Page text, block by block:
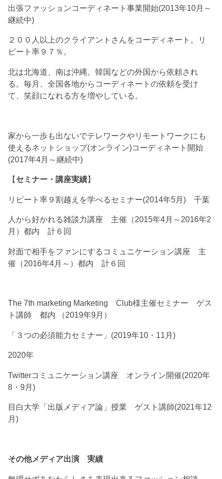
出張ファッションコーディネート事業開始(2013年10月～
継続中)
２００人以上のクライアントさんをコーディネート。リ
ピート率９７％。
北は北海道、南は沖縄。韓国などの外国から依頼され
る。毎月、全国各地からコーディネートの依頼を受け
て、笑顔になれる方を増やしている。
家から一歩も出ないでテレワークやリモートワークにも
使えるネットショップ(オンライン)コーディネート開始
(2017年4月～継続中)
【セミナー・講座実績】
リピート率９割越えを学べるセミナー(2014年5月) 千葉
人から好かれる雑談力講座 主催（2015年4月～2016年2
月）都内 計６回
対面で相手をファンにするコミュニケーション講座 主
催（2016年4月～）都内 計６回
The 7th marketing Marketing Club様主催セミナー ゲス
ト講師 都内 （2019年9月）
「３つの必須能力セミナー」(2019年10・11月)
2020年
Twitterコミュニケーション講座 オンライン開催(2020年
8・9月)
目白大学「出版メディア論」授業 ゲスト講師(2021年12
月)
その他メディア出演 実績